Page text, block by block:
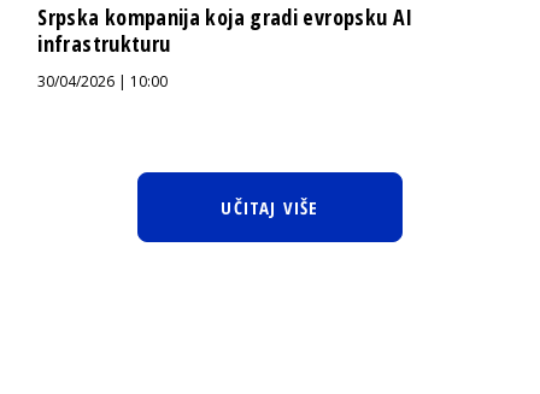
Srpska kompanija koja gradi evropsku AI
infrastrukturu
30/04/2026 | 10:00
UČITAJ VIŠE